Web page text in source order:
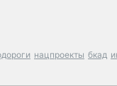
нацпроекты бкад